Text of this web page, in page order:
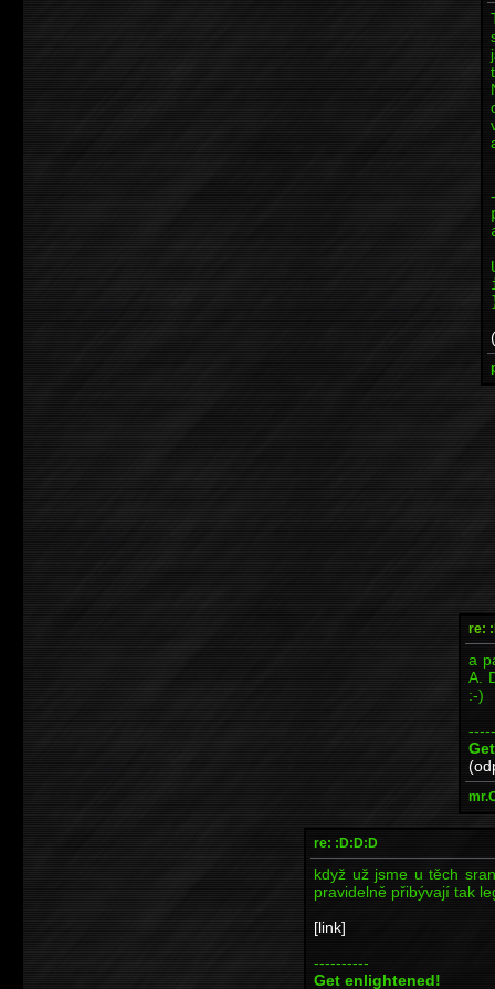
re:
a
A.
:-)
re: :D:D:D
když už jsme u těch
pravidelně přibývají tak
[link]
----------
Get enlightened!